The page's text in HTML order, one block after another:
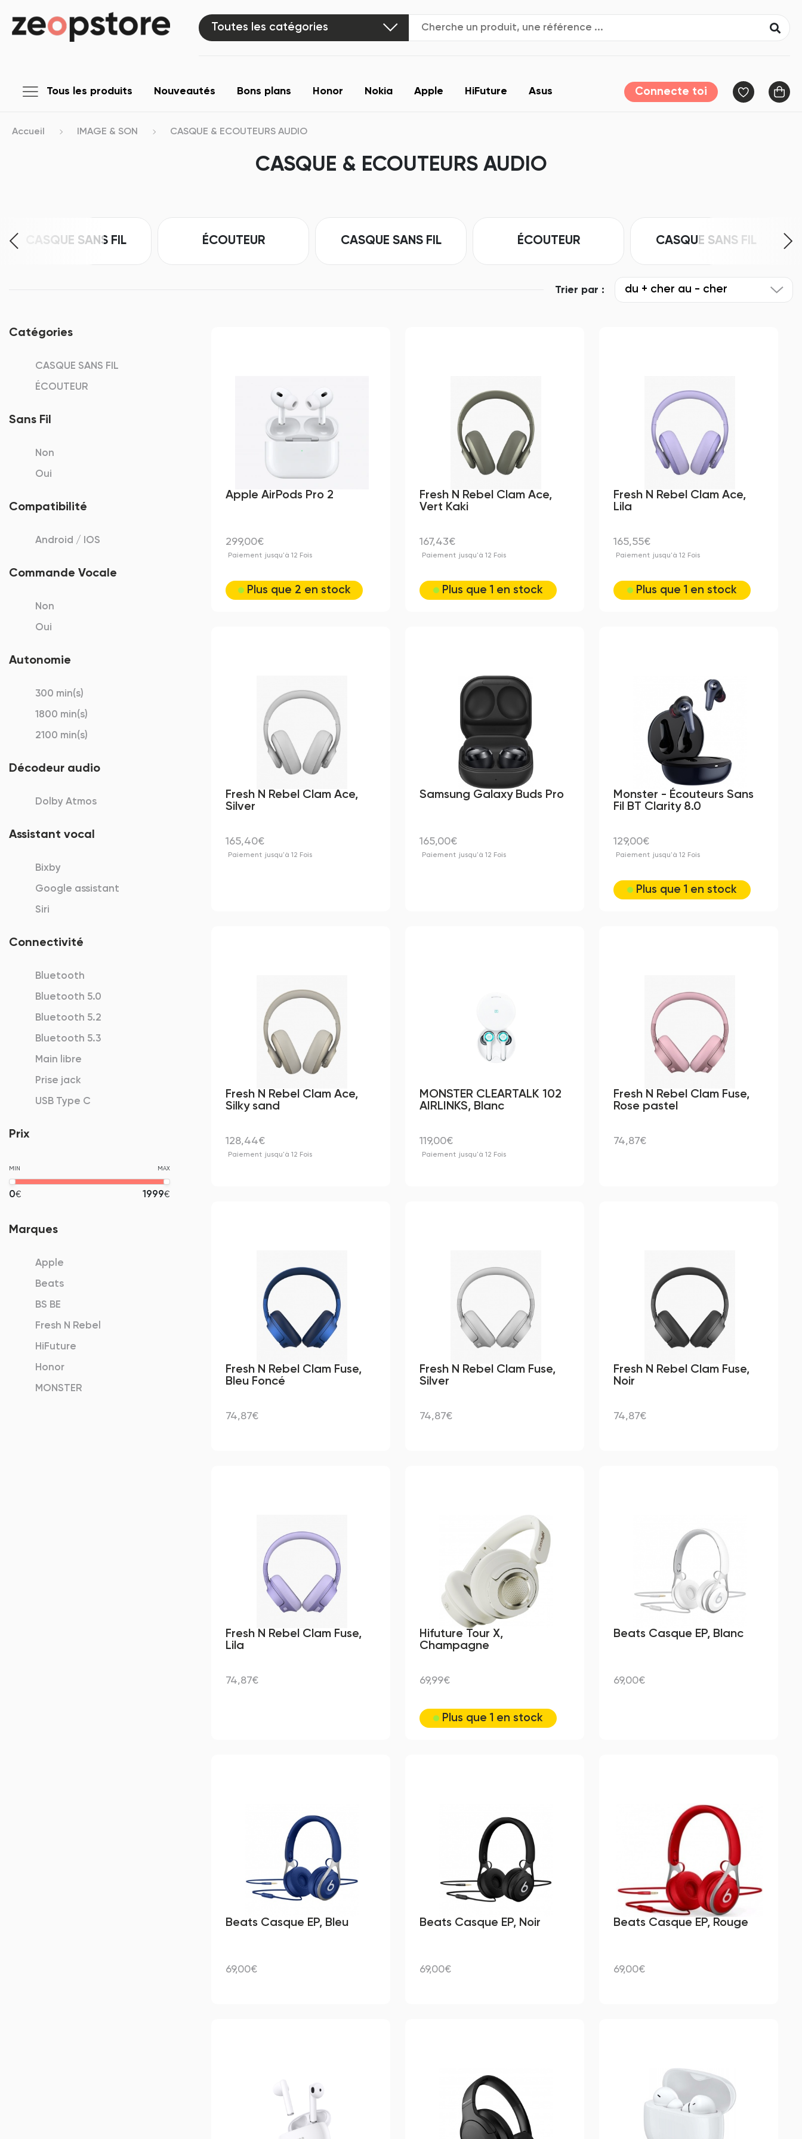
Toutes les catégories
Tous les produits Nouveautés Bons plans Honor Nokia Apple HiFuture Asus Connecte toi
Accueil IMAGE & SON CASQUE & ECOUTEURS AUDIO
CASQUE & ECOUTEURS AUDIO
CASQUE SANS FIL ÉCOUTEUR CASQUE SANS FIL ÉCOUTEUR CASQUE SANS FIL
Trier par : du + cher au - cher
Catégories
CASQUE SANS FIL
ÉCOUTEUR
Sans Fil
Non
Oui
Compatibilité
Android / IOS
Commande Vocale
Non
Oui
Autonomie
300 min(s)
1800 min(s)
2100 min(s)
Décodeur audio
Dolby Atmos
Assistant vocal
Bixby
Google assistant
Siri
Connectivité
Bluetooth
Bluetooth 5.0
Bluetooth 5.2
Bluetooth 5.3
Main libre
Prise jack
USB Type C
Prix
MIN MAX
0€ 1999€
Marques
Apple
Beats
BS BE
Fresh N Rebel
HiFuture
Honor
MONSTER
Apple AirPods Pro 2
299,00€
Paiement jusqu'à 12 Fois
Plus que 2 en stock
Fresh N Rebel Clam Ace,
Vert Kaki
167,43€
Paiement jusqu'à 12 Fois
Plus que 1 en stock
Fresh N Rebel Clam Ace,
Lila
165,55€
Paiement jusqu'à 12 Fois
Plus que 1 en stock
Fresh N Rebel Clam Ace,
Silver
165,40€
Paiement jusqu'à 12 Fois
Samsung Galaxy Buds Pro
165,00€
Paiement jusqu'à 12 Fois
Monster - Écouteurs Sans
Fil BT Clarity 8.0
129,00€
Paiement jusqu'à 12 Fois
Plus que 1 en stock
Fresh N Rebel Clam Ace,
Silky sand
128,44€
Paiement jusqu'à 12 Fois
MONSTER CLEARTALK 102
AIRLINKS, Blanc
119,00€
Paiement jusqu'à 12 Fois
Fresh N Rebel Clam Fuse,
Rose pastel
74,87€
Fresh N Rebel Clam Fuse,
Bleu Foncé
74,87€
Fresh N Rebel Clam Fuse,
Silver
74,87€
Fresh N Rebel Clam Fuse,
Noir
74,87€
Fresh N Rebel Clam Fuse,
Lila
74,87€
Hifuture Tour X,
Champagne
69,99€
Plus que 1 en stock
Beats Casque EP, Blanc
69,00€
Beats Casque EP, Bleu
69,00€
Beats Casque EP, Noir
69,00€
Beats Casque EP, Rouge
69,00€